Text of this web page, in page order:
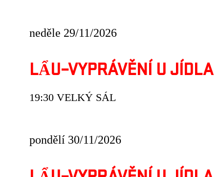
neděle 29/11/2026
LẨU–VYPRÁVĚNÍ U JÍDLA
19:30 VELKÝ SÁL
pondělí 30/11/2026